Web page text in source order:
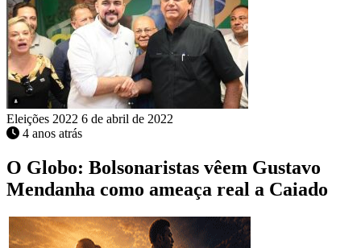
Eleições 2022 6 de abril de 2022
4 anos atrás
O Globo: Bolsonaristas vêem Gustavo
Mendanha como ameaça real a Caiado